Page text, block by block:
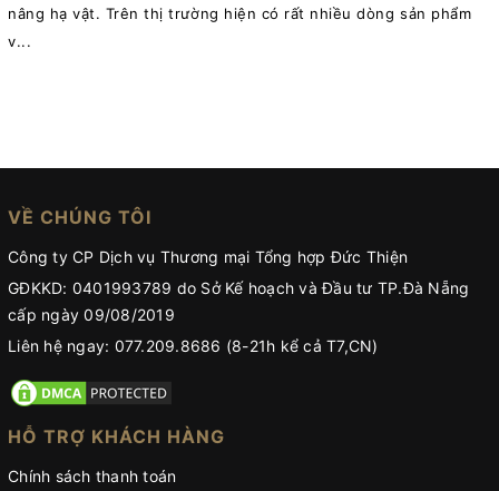
nâng hạ vật. Trên thị trường hiện có rất nhiều dòng sản phẩm
v...
VỀ CHÚNG TÔI
Công ty CP Dịch vụ Thương mại Tổng hợp Đức Thiện
GĐKKD: 0401993789 do Sở Kế hoạch và Đầu tư TP.Đà Nẵng
cấp ngày 09/08/2019
Liên hệ ngay: 077.209.8686 (8-21h kể cả T7,CN)
HỖ TRỢ KHÁCH HÀNG
Chính sách thanh toán